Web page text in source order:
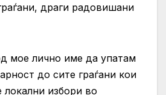
драги радовишани
мое лично име да упатам
до сите граѓани кои
локални избори во